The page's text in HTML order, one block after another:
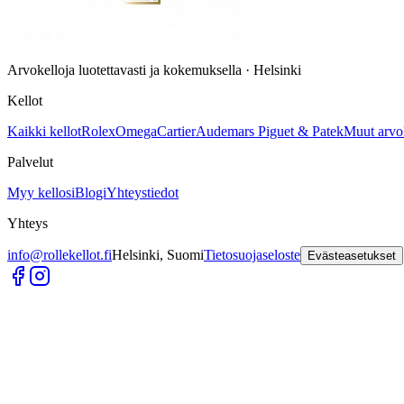
Arvokelloja luotettavasti ja kokemuksella · Helsinki
Kellot
Kaikki kellotRolexOmegaCartierAudemars Piguet & PatekMuut
Palvelut
Myy kellosiBlogiYhteystiedot
Yhteys
info@rollekellot.fiHelsinki, SuomiTietosuojaseloste Evästeasetukset